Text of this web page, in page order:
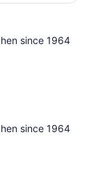
since 1964
since 1964